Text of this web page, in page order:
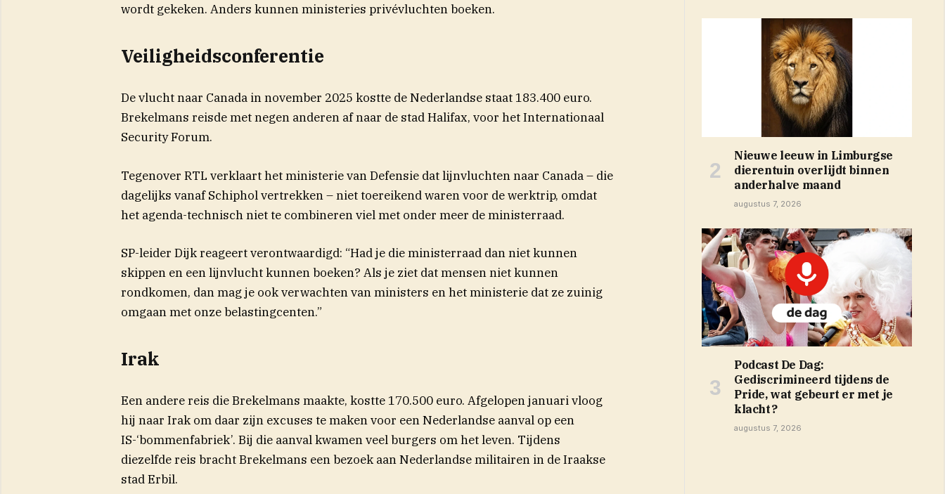
wordt gekeken. Anders kunnen ministeries privévluchten boeken.
Veiligheidsconferentie
De vlucht naar Canada in november 2025 kostte de Nederlandse staat 183.400 euro.
Brekelmans reisde met negen anderen af naar de stad Halifax, voor het Internationaal
Security Forum.
Tegenover RTL verklaart het ministerie van Defensie dat lijnvluchten naar Canada – die
dagelijks vanaf Schiphol vertrekken – niet toereikend waren voor de werktrip, omdat
het agenda-technisch niet te combineren viel met onder meer de ministerraad.
SP-leider Dijk reageert verontwaardigd: “Had je die ministerraad dan niet kunnen
skippen en een lijnvlucht kunnen boeken? Als je ziet dat mensen niet kunnen
rondkomen, dan mag je ook verwachten van ministers en het ministerie dat ze zuinig
omgaan met onze belastingcenten.”
Irak
Een andere reis die Brekelmans maakte, kostte 170.500 euro. Afgelopen januari vloog
hij naar Irak om daar zijn excuses te maken voor een Nederlandse aanval op een
IS-‘bommenfabriek’. Bij die aanval kwamen veel burgers om het leven. Tijdens
diezelfde reis bracht Brekelmans een bezoek aan Nederlandse militairen in de Iraakse
stad Erbil.
Nieuwe leeuw in Limburgse
dierentuin overlijdt binnen
anderhalve maand
augustus 7, 2026
Podcast De Dag:
Gediscrimineerd tijdens de
Pride, wat gebeurt er met je
klacht?
augustus 7, 2026